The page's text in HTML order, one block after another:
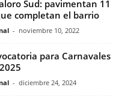
Sud: pavimentan 11
completan el barrio
- noviembre 10, 2022
para Carnavales
- diciembre 24, 2024